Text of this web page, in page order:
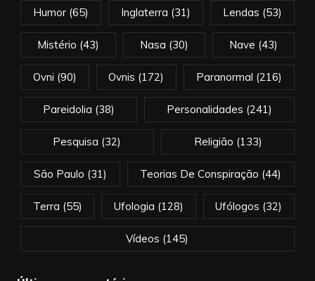
Humor(65) Inglaterra (31) Lendas (53)
Mistério (43) Nasa (30) Nave (43)
Ovni (90) Ovnis (172) Paranormal (216)
Pareidolia (38) Personalidades (241)
Pesquisa (32) Religião (133)
São Paulo (31) Teorias De Conspiração (44)
Terra (55) Ufologia (128) Ufólogos (32)
Vídeos (145)